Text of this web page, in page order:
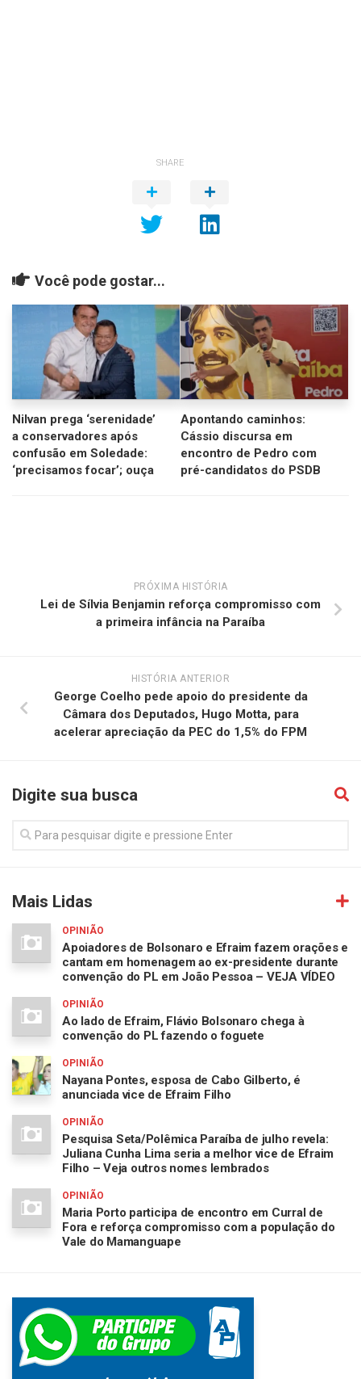
SHARE
Você pode gostar...
Nilvan prega ‘serenidade’
a conservadores após
confusão em Soledade:
‘precisamos focar’; ouça
Apontando caminhos:
Cássio discursa em
encontro de Pedro com
pré-candidatos do PSDB
PRÓXIMA HISTÓRIA
Lei de Sílvia Benjamin reforça compromisso com
a primeira infância na Paraíba
HISTÓRIA ANTERIOR
George Coelho pede apoio do presidente da
Câmara dos Deputados, Hugo Motta, para
acelerar apreciação da PEC do 1,5% do FPM
Digite sua busca
Mais Lidas
OPINIÃO
Apoiadores de Bolsonaro e Efraim fazem orações e
cantam em homenagem ao ex-presidente durante
convenção do PL em João Pessoa – VEJA VÍDEO
OPINIÃO
Ao lado de Efraim, Flávio Bolsonaro chega à
convenção do PL fazendo o foguete
OPINIÃO
Nayana Pontes, esposa de Cabo Gilberto, é
anunciada vice de Efraim Filho
OPINIÃO
Pesquisa Seta/Polêmica Paraíba de julho revela:
Juliana Cunha Lima seria a melhor vice de Efraim
Filho – Veja outros nomes lembrados
OPINIÃO
Maria Porto participa de encontro em Curral de
Fora e reforça compromisso com a população do
Vale do Mamanguape